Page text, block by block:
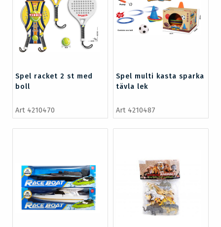
Spel racket 2 st med
boll
Art 4210470
Spel multi kasta sparka
tävla lek
Art 4210487